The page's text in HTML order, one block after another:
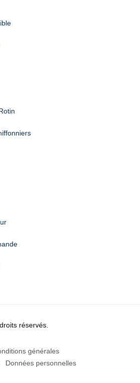
réservés.
générales
Données personnelles